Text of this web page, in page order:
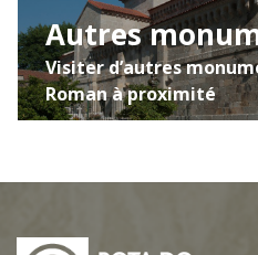
Autres
Visiter d’autres
Roman à proximité